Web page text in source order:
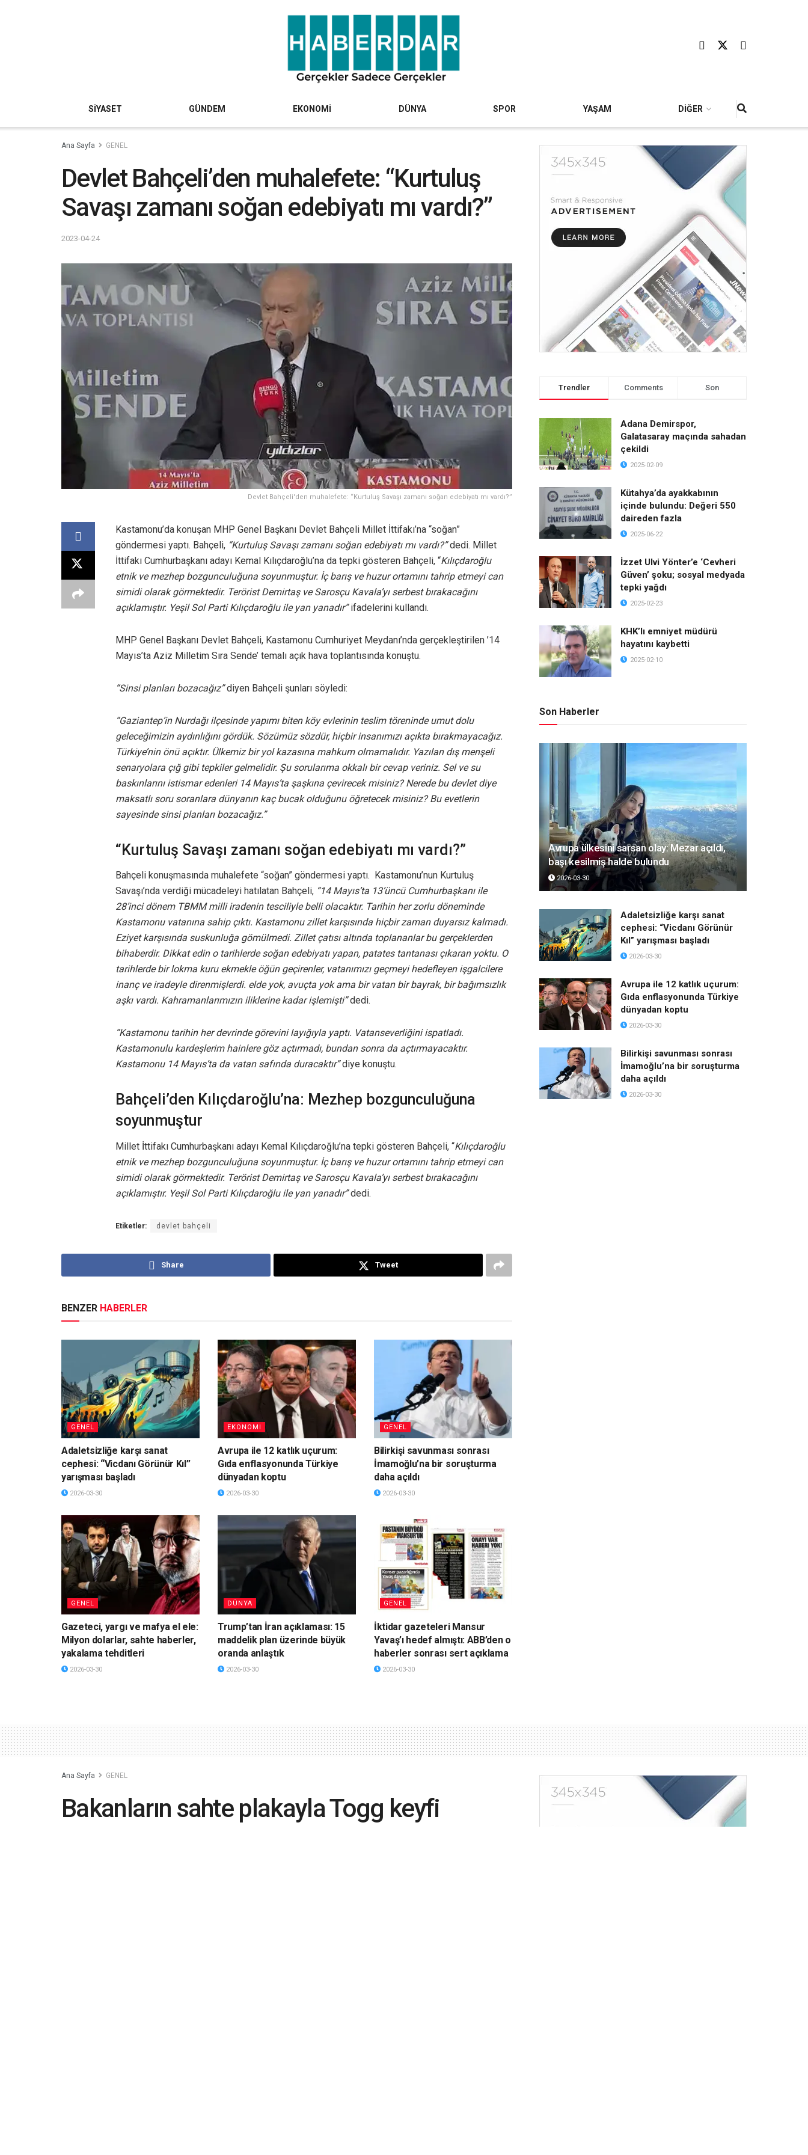
SİYASET GÜNDEM EKONOMİ DÜNYA SPOR YAŞAM DİĞER
Ana Sayfa GENEL
Devlet Bahçeli’den muhalefete: “Kurtuluş
Savaşı zamanı soğan edebiyatı mı vardı?”
2023-04-24
Devlet Bahçeli'den muhalefete: “Kurtuluş Savaşı zamanı soğan edebiyatı mı vardı?”
Kastamonu’da konuşan MHP Genel Başkanı Devlet Bahçeli Millet İttifakı’na “soğan”
göndermesi yaptı. Bahçeli, “Kurtuluş Savaşı zamanı soğan edebiyatı mı vardı?”dedi. Millet
İttifakı Cumhurbaşkanı adayı Kemal Kılıçdaroğlu’na da tepki gösteren Bahçeli, “Kılıçdaroğlu
etnik ve mezhep bozgunculuğuna soyunmuştur. İç barış ve huzur ortamını tahrip etmeyi can
simidi olarak görmektedir. Terörist Demirtaş ve Sarosçu Kavala’yı serbest bırakacağını
açıklamıştır. Yeşil Sol Parti Kılıçdaroğlu ile yan yanadır”ifadelerini kullandı.
MHP Genel Başkanı Devlet Bahçeli, Kastamonu Cumhuriyet Meydanı’nda gerçekleştirilen ’14
Mayıs’ta Aziz Milletim Sıra Sende’ temalı açık hava toplantısında konuştu.
“Sinsi planları bozacağız”diyen Bahçeli şunları söyledi:
“Gaziantep’in Nurdağı ilçesinde yapımı biten köy evlerinin teslim töreninde umut dolu
geleceğimizin aydınlığını gördük. Sözümüz sözdür, hiçbir insanımızı açıkta bırakmayacağız.
Türkiye’nin önü açıktır. Ülkemiz bir yol kazasına mahkum olmamalıdır. Yazılan dış menşeli
senaryolara çığ gibi tepkiler gelmelidir. Şu sorularıma okkalı bir cevap veriniz. Sel ve su
baskınlarını istismar edenleri 14 Mayıs’ta şaşkına çevirecek misiniz? Nerede bu devlet diye
maksatlı soru soranlara dünyanın kaç bucak olduğunu öğretecek misiniz? Bu evetlerin
sayesinde sinsi planları bozacağız.”
“Kurtuluş Savaşı zamanı soğan edebiyatı mı vardı?”
Bahçeli konuşmasında muhalefete “soğan” göndermesi yaptı. Kastamonu’nun Kurtuluş
Savaşı’nda verdiği mücadeleyi hatılatan Bahçeli, “14 Mayıs’ta 13’üncü Cumhurbaşkanı ile
28’inci dönem TBMM milli iradenin tesciliyle belli olacaktır. Tarihin her zorlu döneminde
Kastamonu vatanına sahip çıktı. Kastamonu zillet karşısında hiçbir zaman duyarsız kalmadı.
Eziyet karşısında suskunluğa gömülmedi. Zillet çatısı altında toplananlar bu gerçeklerden
bihaberdir. Dikkat edin o tarihlerde soğan edebiyatı yapan, patates tantanası çıkaran yoktu. O
tarihlerde bir lokma kuru ekmekle öğün geçirenler, vatanımızı geçmeyi hedefleyen işgalcilere
inanç ve iradeyle direnmişlerdi. elde yok, avuçta yok ama bir vatan bir bayrak, bir bağımsızlık
aşkı vardı. Kahramanlarımızın iliklerine kadar işlemişti”dedi.
“Kastamonu tarihin her devrinde görevini layığıyla yaptı. Vatanseverliğini ispatladı.
Kastamonulu kardeşlerim hainlere göz açtırmadı, bundan sonra da açtırmayacaktır.
Kastamonu 14 Mayıs’ta da vatan safında duracaktır”diye konuştu.
Bahçeli’den Kılıçdaroğlu’na: Mezhep bozgunculuğuna
soyunmuştur
Millet İttifakı Cumhurbaşkanı adayı Kemal Kılıçdaroğlu’na tepki gösteren Bahçeli, “Kılıçdaroğlu
etnik ve mezhep bozgunculuğuna soyunmuştur. İç barış ve huzur ortamını tahrip etmeyi can
simidi olarak görmektedir. Terörist Demirtaş ve Sarosçu Kavala’yı serbest bırakacağını
açıklamıştır. Yeşil Sol Parti Kılıçdaroğlu ile yan yanadır”dedi.
Etiketler: devlet bahçeli
Share Tweet
BENZER HABERLER
GENEL
Adaletsizliğe karşı sanat
cephesi: “Vicdanı Görünür Kıl”
yarışması başladı
2026-03-30
EKONOMI
Avrupa ile 12 katlık uçurum:
Gıda enflasyonunda Türkiye
dünyadan koptu
2026-03-30
GENEL
Bilirkişi savunması sonrası
İmamoğlu’na bir soruşturma
daha açıldı
2026-03-30
GENEL
Gazeteci, yargı ve mafya el ele:
Milyon dolarlar, sahte haberler,
yakalama tehditleri
2026-03-30
DÜNYA
Trump’tan İran açıklaması: 15
maddelik plan üzerinde büyük
oranda anlaştık
2026-03-30
GENEL
İktidar gazeteleri Mansur
Yavaş’ı hedef almıştı: ABB’den o
haberler sonrası sert açıklama
2026-03-30
Trendler Comments Son
Adana Demirspor,
Galatasaray maçında sahadan
çekildi
2025-02-09
Kütahya’da ayakkabının
içinde bulundu: Değeri 550
daireden fazla
2025-06-22
İzzet Ulvi Yönter’e ‘Cevheri
Güven’ şoku; sosyal medyada
tepki yağdı
2025-02-23
KHK’lı emniyet müdürü
hayatını kaybetti
2025-02-10
Son Haberler
Avrupa ülkesini sarsan olay: Mezar açıldı,
başı kesilmiş halde bulundu
2026-03-30
Adaletsizliğe karşı sanat
cephesi: “Vicdanı Görünür
Kıl” yarışması başladı
2026-03-30
Avrupa ile 12 katlık uçurum:
Gıda enflasyonunda Türkiye
dünyadan koptu
2026-03-30
Bilirkişi savunması sonrası
İmamoğlu’na bir soruşturma
daha açıldı
2026-03-30
Ana Sayfa GENEL
Bakanların sahte plakayla Togg keyfi